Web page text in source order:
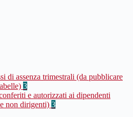
di assenza trimestrali (da pubblicare
3
e autorizzati ai dipendenti
non dirigenti) 3